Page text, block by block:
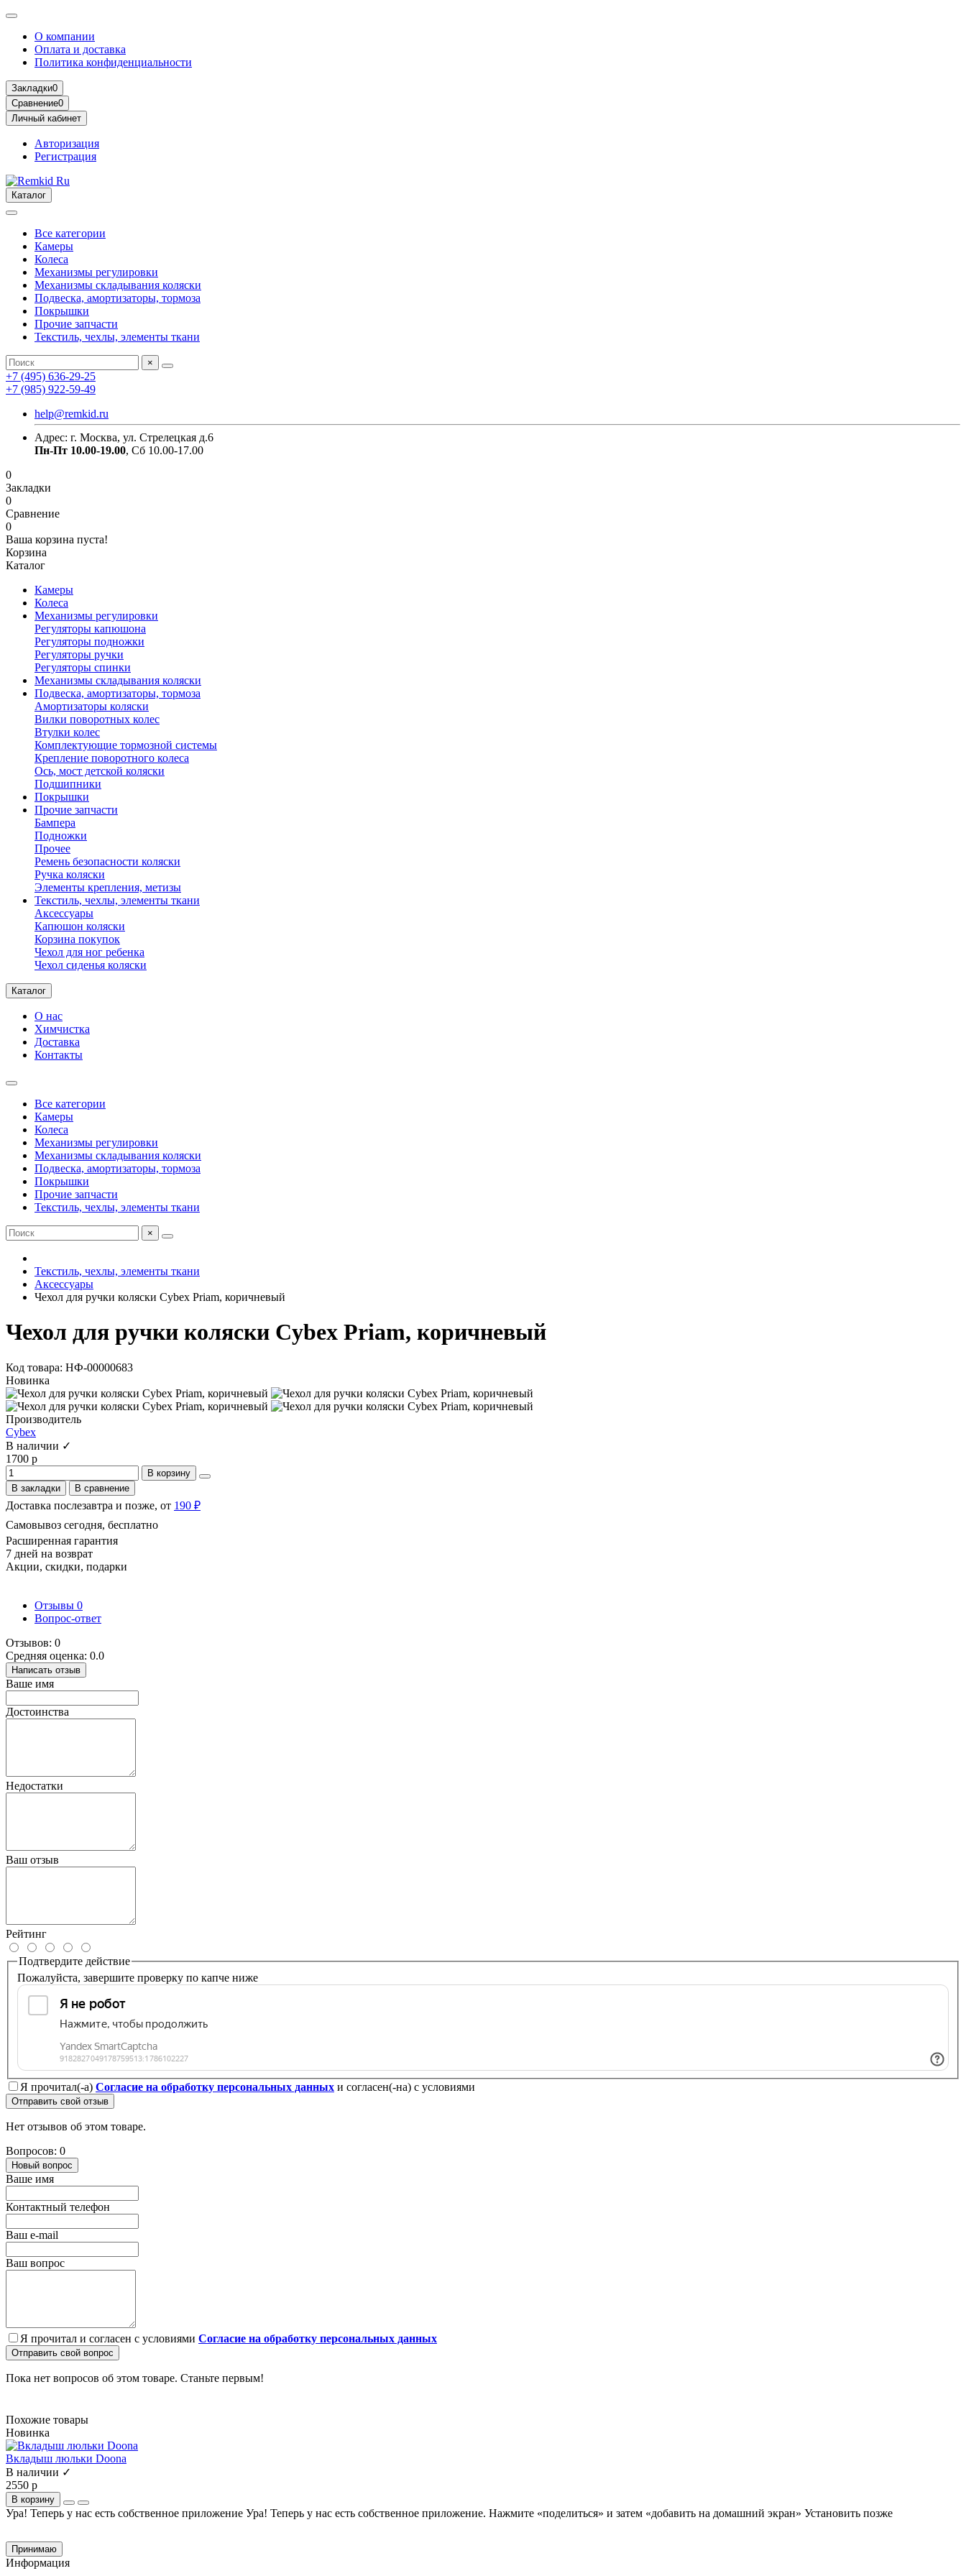
О компании
Оплата и доставка
Политика конфиденциальности
Закладки0
Сравнение0
Личный кабинет
Авторизация
Регистрация
Каталог
Все категории
Камеры
Колеса
Механизмы регулировки
Механизмы складывания коляски
Подвеска, амортизаторы, тормоза
Покрышки
Прочие запчасти
Текстиль, чехлы, элементы ткани
×
+7 (495) 636-29-25
+7 (985) 922-59-49
help@remkid.ru
Адрес: г. Москва, ул. Стрелецкая д.6
Пн-Пт 10.00-19.00, Сб 10.00-17.00
0
Закладки
0
Сравнение
0
Ваша корзина пуста!
Корзина
Каталог
Камеры
Колеса
Механизмы регулировки
Регуляторы капюшона
Регуляторы подножки
Регуляторы ручки
Регуляторы спинки
Механизмы складывания коляски
Подвеска, амортизаторы, тормоза
Амортизаторы коляски
Вилки поворотных колес
Втулки колес
Комплектующие тормозной системы
Крепление поворотного колеса
Ось, мост детской коляски
Подшипники
Покрышки
Прочие запчасти
Бампера
Подножки
Прочее
Ремень безопасности коляски
Ручка коляски
Элементы крепления, метизы
Текстиль, чехлы, элементы ткани
Аксессуары
Капюшон коляски
Корзина покупок
Чехол для ног ребенка
Чехол сиденья коляски
Каталог
О нас
Химчистка
Доставка
Контакты
Все категории
Камеры
Колеса
Механизмы регулировки
Механизмы складывания коляски
Подвеска, амортизаторы, тормоза
Покрышки
Прочие запчасти
Текстиль, чехлы, элементы ткани
×
Текстиль, чехлы, элементы ткани
Аксессуары
Чехол для ручки коляски Cybex Priam, коричневый
Чехол для ручки коляски Cybex Priam, коричневый
Код товара: НФ-00000683
Новинка
Производитель
Cybex
В наличии ✓
1700 р
В корзину
В закладки
В сравнение
Доставка послезавтра и позже, от 190 ₽
Самовывоз сегодня, бесплатно
Расширенная гарантия
7 дней на возврат
Акции, скидки, подарки
Отзывы 0
Вопрос-ответ
Отзывов: 0
Средняя оценка: 0.0
Написать отзыв
Ваше имя
Достоинства
Недостатки
Ваш отзыв
Рейтинг
Подтвердите действие
Пожалуйста, завершите проверку по капче ниже
Я прочитал(-а) Согласие на обработку персональных данных и согласен(-на) с условиями
Отправить свой отзыв
Нет отзывов об этом товаре.
Вопросов: 0
Новый вопрос
Ваше имя
Контактный телефон
Ваш e-mail
Ваш вопрос
Я прочитал и согласен с условиями Согласие на обработку персональных данных
Отправить свой вопрос
Пока нет вопросов об этом товаре. Станьте первым!
Похожие товары
Новинка
Вкладыш люльки Doona
В наличии ✓
2550 р
В корзину
Ура! Теперь у нас есть собственное приложение Ура! Теперь у нас есть собственное приложение. Нажмите «поделиться» и затем «добавить на домашний экран» Установить позже
Принимаю
Информация